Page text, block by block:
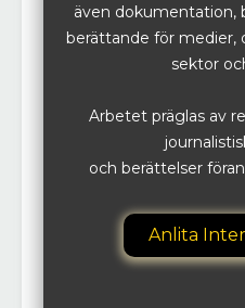
även dokumentation,
berättande för medier,
sektor
Arbetet präglas av
och berättelser
Anlita